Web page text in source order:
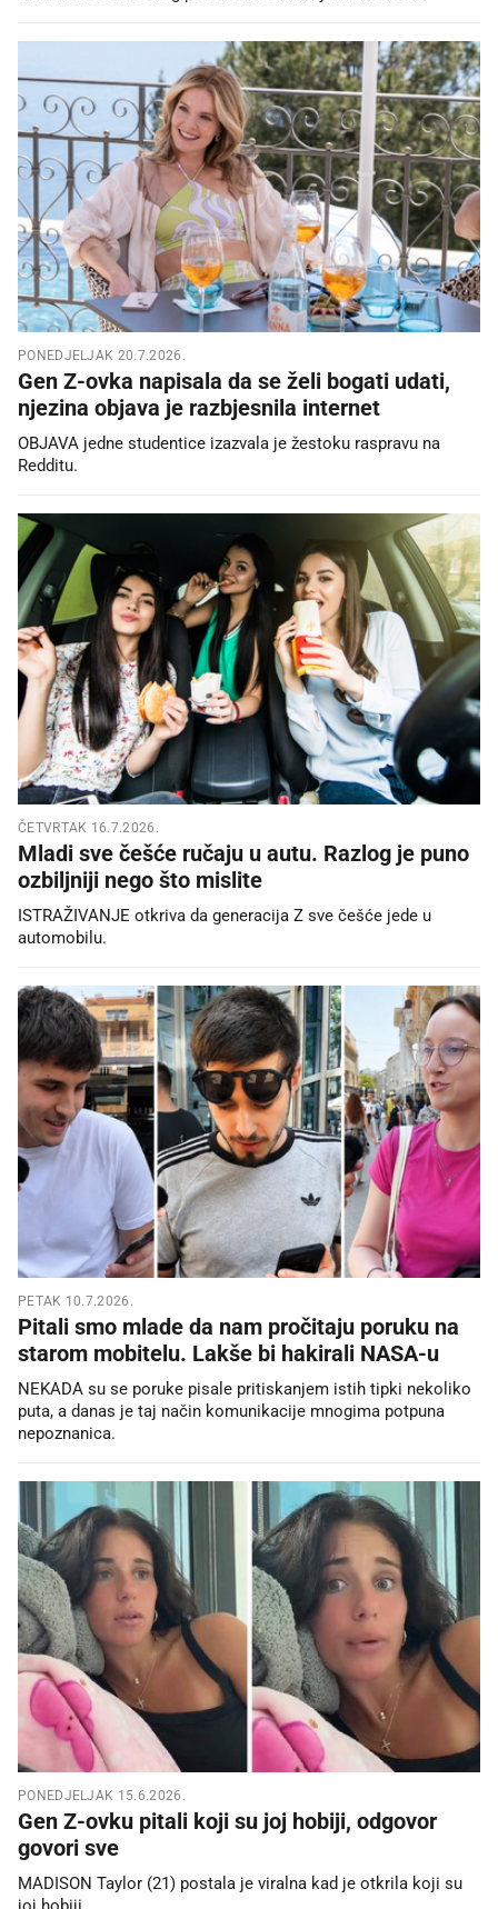
PONEDJELJAK 20.7.2026.
Gen Z-ovka napisala da se želi bogati udati,
njezina objava je razbjesnila internet
OBJAVA jedne studentice izazvala je žestoku raspravu na
Redditu.
ČETVRTAK 16.7.2026.
Mladi sve češće ručaju u autu. Razlog je puno
ozbiljniji nego što mislite
ISTRAŽIVANJE otkriva da generacija Z sve češće jede u
automobilu.
PETAK 10.7.2026.
Pitali smo mlade da nam pročitaju poruku na
starom mobitelu. Lakše bi hakirali NASA-u
NEKADA su se poruke pisale pritiskanjem istih tipki nekoliko
puta, a danas je taj način komunikacije mnogima potpuna
nepoznanica.
PONEDJELJAK 15.6.2026.
Gen Z-ovku pitali koji su joj hobiji, odgovor
govori sve
MADISON Taylor (21) postala je viralna kad je otkrila koji su